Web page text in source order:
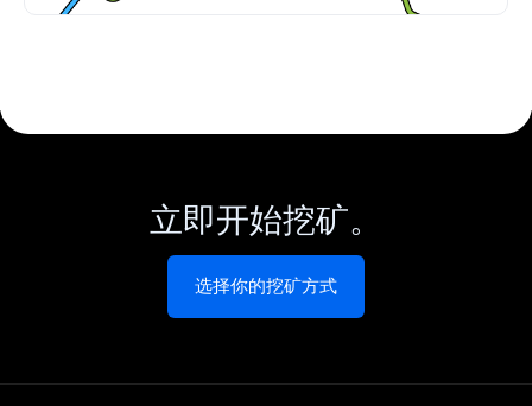
立即开始挖矿。
选择你的挖矿方式